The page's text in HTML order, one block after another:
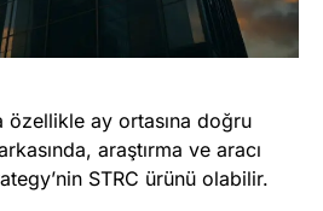
özellikle ay ortasına doğru
araştırma ve aracı
STRC ürünü olabilir.